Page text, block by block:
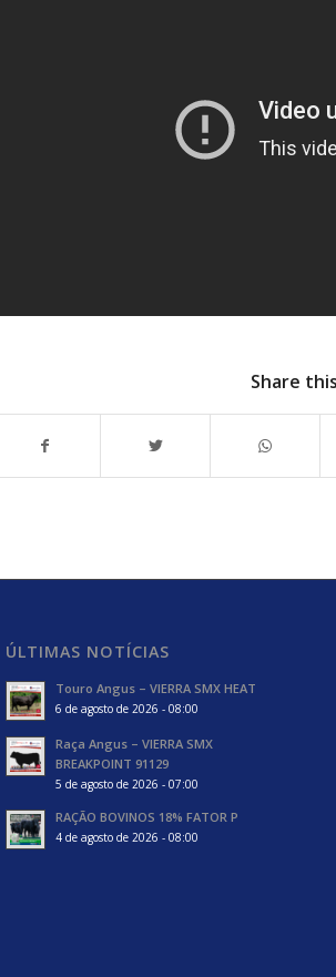
Share
ÚLTIMAS NOTÍCIAS
Touro Angus – VIERRA SMX HEAT
6 de agosto de 2026 - 08:00
Raça Angus – VIERRA SMX
BREAKPOINT 91129
5 de agosto de 2026 - 07:00
RAÇÃO BOVINOS 18% FATOR P
4 de agosto de 2026 - 08:00